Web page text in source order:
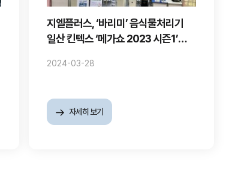
지엘플러스, ‘바리미’ 음식물처리기
일산 킨텍스 ‘메가쇼 2023 시즌1’
2024-03-28
자세히 보기